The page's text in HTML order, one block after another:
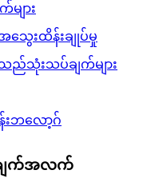
ျား
ေးထိန်းချုပ်မှု
ည်သုံးသပ်ချက်များ
ဘလော့ဂ်
ျက်အလက်